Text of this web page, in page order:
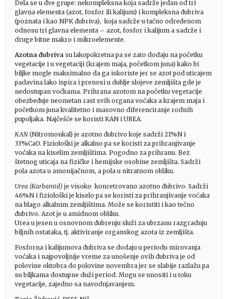
Dela se u dve grupe: nekompleksna koja sadrže jedan od tri
glavna elementa (azot, fosfor ili kalijum) i kompleksna đubriva
(poznata i kao NPK đubriva), koja sadrže u tačno određenom
odnosu tri glavna elementa – azot, fosfor i kalijum a sadrže i
druge bitne makro i mikroelemente.
Azotna đubriva su lakopokretna pa se zato dodaju na početku
vegetacije i u vegetaciji (krajem maja, početkom juna) kako bi
biljke mogle maksimalno da ga iskoriste jer se azot pod uticajem
padavina lako ispira i prenosi u dublje slojeve zemljišta gde je
nedostupan voćkama. Prihrana azotom na početku vegetacije
obezbeđuje neometan rast svih organa voćaka a krajem maja i
početkom juna kvalitetno i masovno diferenciranje rodnih
pupoljaka. Najčešće se koristi KAN i UREA.
KAN (Nitromonkal) je azotno đubrivo koje sadrži 21%N i
33%CaO. Fiziološki je alkalno pa se koristi za prihranjivanje
voćaka na kiselim zemljištima. Pogodno za prihranu. Bez
štetnog uticaja na fizičke i hemijske osobine zemljišta. Sadrži
pola azota u amonijačnom, a pola u nitratnom obliku.
Urea (Karbamid) je visoko koncetrovano azotno đubrivo. Sadrži
46%N i fiziološki je kiselo pa se koristi za prihranjivanje voćaka
na blago alkalnim zemljištima. Može se koristiti i kao tečno
đubrivo. Azot je u amidnom obliku.
Urea u jesen u osnovnom đubrenju služi za ubrzanu razgradnju
biljnih ostataka, tj. aktiviranje organskog azota iz zemljišta.
Fosforna i kalijumova đubriva se dodaju u periodu mirovanja
voćaka i najpovoljnije vreme za unošenje ovih đubriva je od
polovine oktobra do polovine novembra jer se slabije razlažu pa
su biljkama dostupne duži period. Mogu se unositi i u toku
vegetacije, zajedno sa navodnjavanjem.